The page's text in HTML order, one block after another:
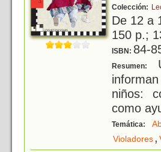
Colección:
De 12 a
150 p.;
ISBN: 84-
Resumen:
niños:
como
Temática:
Violadores,